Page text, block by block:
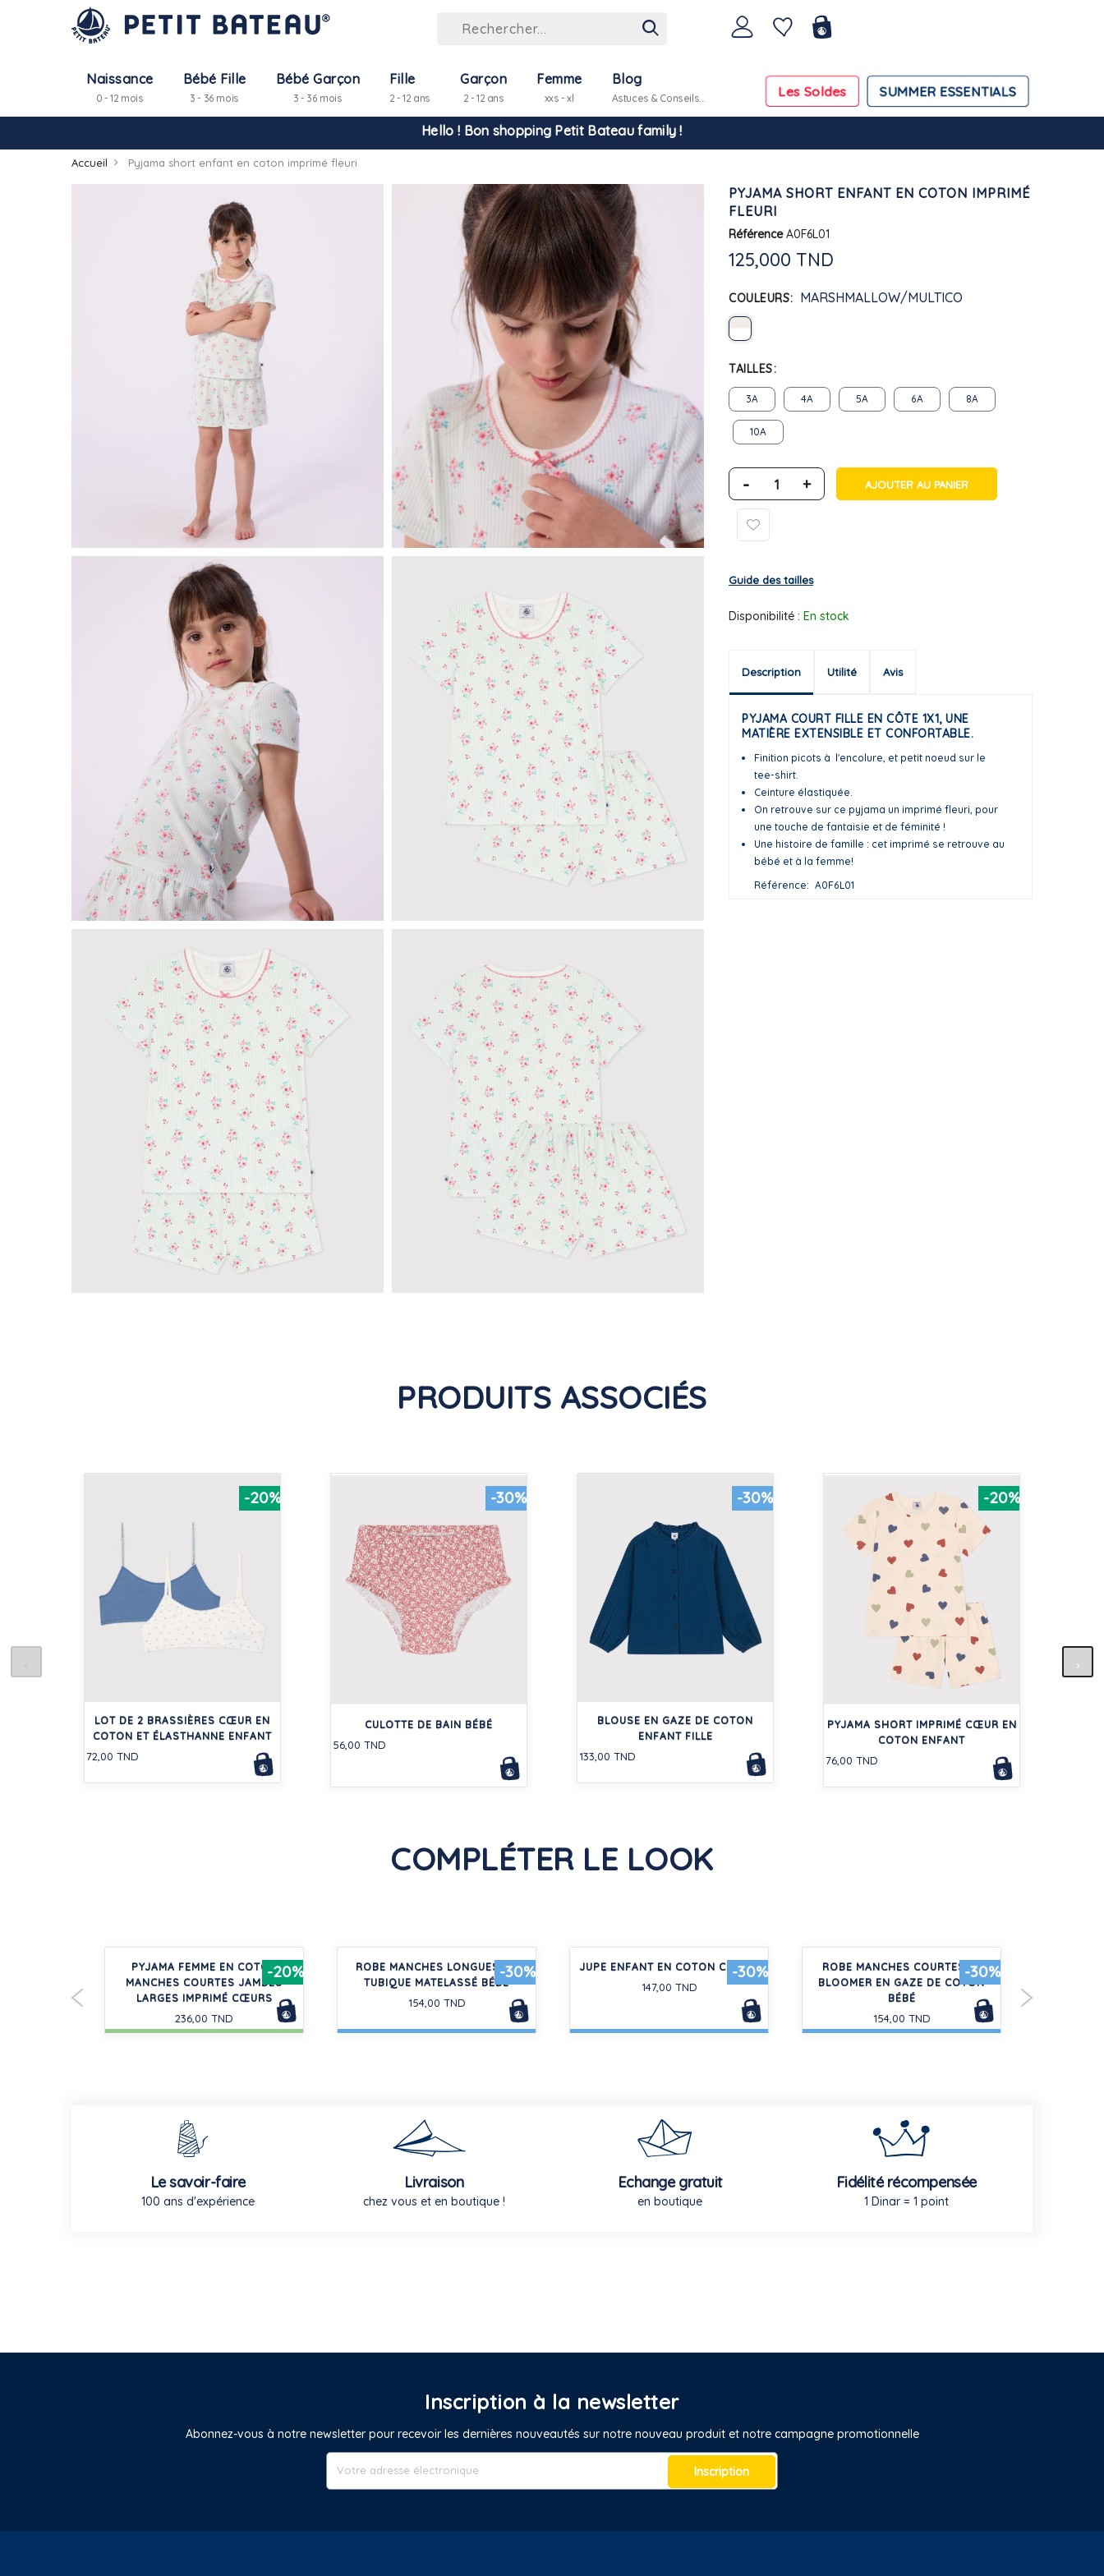
Naissance
0 - 12 mois
Bébé Fille
3 - 36 mois
Bébé Garçon
3 - 36 mois
Fille
2 - 12 ans
Garçon
2 - 12 ans
Femme
xxs - xl SUMMER ESSENTIALS
Les Soldes
Blog
Astuces & Conseils...
Hello ! Bon shopping Petit Bateau family !
La livraison est assurée partout en Tunisie !
Accueil Pyjama short enfant en coton imprimé fleuri
PYJAMA SHORT ENFANT EN COTON IMPRIMÉ
FLEURI
Référence A0F6L01
125,000 TND
COULEURS MARSHMALLOW/MULTICO
TAILLES
3A 4A 5A 6A 8A
10A
- + AJOUTER AU PANIER
Guide des tailles
Disponibilité : En stock
Description Utilité Avis
PYJAMA COURT FILLE EN CÔTE 1X1, UNE
MATIÈRE EXTENSIBLE ET CONFORTABLE.
Finition picots à l'encolure, et petit noeud sur le
tee-shirt.
Ceinture élastiquée.
On retrouve sur ce pyjama un imprimé fleuri, pour
une touche de fantaisie et de féminité !
Une histoire de famille : cet imprimé se retrouve au
bébé et à la femme!
Référence
A0F6L01
PRODUITS ASSOCIÉS
-20%
LOT DE 2 BRASSIÈRES CŒUR EN
COTON ET ÉLASTHANNE ENFANT
72,00 TND
-30%
CULOTTE DE BAIN BÉBÉ
56,00 TND
-30%
BLOUSE EN GAZE DE COTON
ENFANT FILLE
133,00 TND
-20%
PYJAMA SHORT IMPRIMÉ CŒUR EN
COTON ENFANT
76,00 TND
COMPLÉTER LE LOOK
-20%
PYJAMA FEMME EN COTON
MANCHES COURTES JAMBES
LARGES IMPRIMÉ CŒURS
236,00 TND
-30%
ROBE MANCHES LONGUES EN
TUBIQUE MATELASSÉ BÉBÉ
154,00 TND
-30%
JUPE ENFANT EN COTON CŒURS
147,00 TND
-30%
ROBE MANCHES COURTES ET
BLOOMER EN GAZE DE COTON
BÉBÉ
154,00 TND
Le savoir-faire
100 ans d'expérience
Livraison
chez vous et en boutique !
Echange gratuit
en boutique
Fidélité récompensée
1 Dinar = 1 point
Inscription à la newsletter
Abonnez-vous à notre newsletter pour recevoir les dernières nouveautés sur notre nouveau produit et notre campagne promotionnelle
Inscription